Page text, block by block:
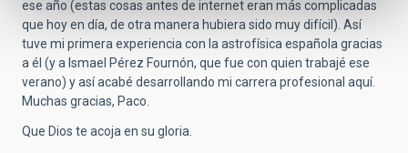
ese año (estas cosas antes de internet eran más complicadas
que hoy en día, de otra manera hubiera sido muy difícil). Así
tuve mi primera experiencia con la astrofísica española gracias
a él (y a Ismael Pérez Fournón, que fue con quien trabajé ese
verano) y así acabé desarrollando mi carrera profesional aquí.
Muchas gracias, Paco.
Que Dios te acoja en su gloria.